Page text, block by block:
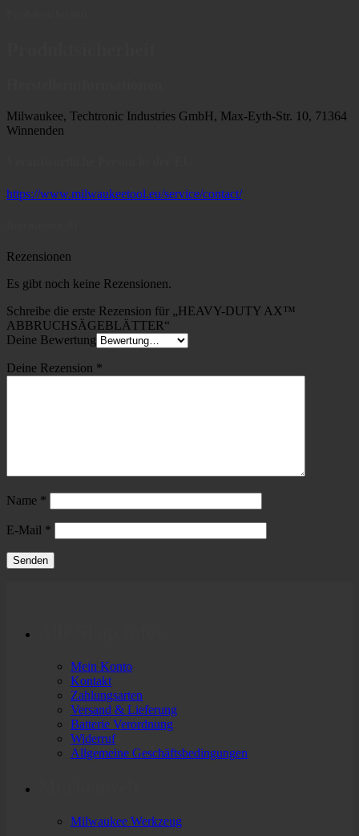
Milwaukee, Techtronic Industries GmbH, Max-Eyth-Str. 10, 71364
Winnenden
https://www.milwaukeetool.eu/service/contact/
Rezensionen
Es gibt noch keine Rezensionen.
Schreibe die erste Rezension für „HEAVY-DUTY AX™
ABBRUCHSÄGEBLÄTTER“
Deine Bewertung
Deine Rezension *
Name *
E-Mail *
Mein Konto
Kontakt
Zahlungsarten
Versand & Lieferung
Batterie Verordnung
Widerruf
Allgemeine Geschäftsbedingungen
Milwaukee Werkzeug